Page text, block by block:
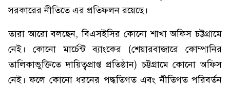
সরকারের নীতিতে এর প্রতিফলন রয়েছে।
তারা আরো বলছেন, বিএসইসির কোনো শাখা অফিস চট্টগ্রামে
নেই। কোনো মার্চেন্ট ব্যাংকের (শেয়ারবাজারে কোম্পানির
তালিকাভুক্তিতে দায়িত্বপ্রাপ্ত প্রতিষ্ঠান) চট্টগ্রামে কোনো অফিস
নেই। ফলে কোনো ধরনের পদ্ধতিগত এবং নীতিগত পরিবর্তন